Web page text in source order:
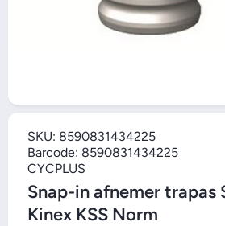
Open media 1
SKU: 8590831434225
Barcode: 8590831434225
CYCPLUS
Snap-in afnemer trapas
Kinex KSS Norm